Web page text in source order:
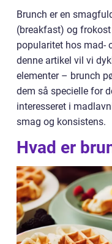
Brunch er en
(breakfast) og
popularitet hos mad-
denne artikel vil vi
elementer – brunch
dem så specielle for
interesseret i
smag og konsistens.
Hvad er